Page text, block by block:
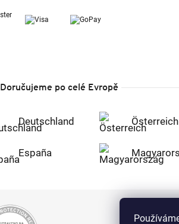
Doručujeme po celé Evropě
Deutschland Österreich
España